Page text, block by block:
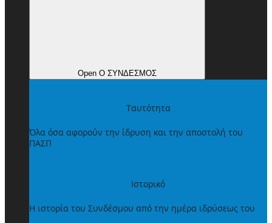
Open Ο ΣΥΝΔΕΣΜΟΣ
Ταυτότητα
Όλα όσα αφορούν την ίδρυση και την αποστολή του
ΠΑΣΠ
Ιστορικό
Η ιστορία του Συνδέσμου από την ημέρα ιδρύσεως του